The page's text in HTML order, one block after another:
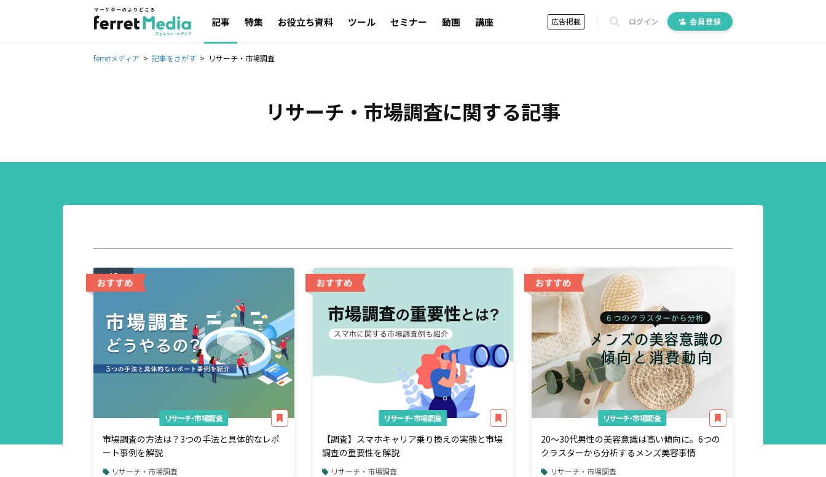
記事 特集 お役立ち資料 ツール セミナー 動画 講座 広告掲載 ログイン 会員登録
ferretメディア 記事をさがす リサーチ・市場調査
リサーチ・市場調査に関する記事
AD
リサーチ・市場調査
市場調査の方法は？3つの手法と具体的なレポ
ート事例を解説
リサーチ・市場調査
リサーチ・市場調査
【調査】スマホキャリア乗り換えの実態と市場
調査の重要性を解説
リサーチ・市場調査
リサーチ・市場調査
20〜30代男性の美容意識は高い傾向に。6つの
クラスターから分析するメンズ美容事情
リサーチ・市場調査